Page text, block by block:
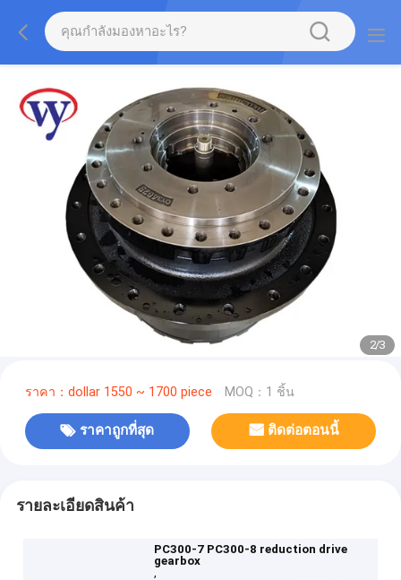
2/3
ราคา：dollar 1550 ~ 1700 piece MOQ：1 ชิ้น
ราคาถูกที่สุด ติดต่อตอนนี้
รายละเอียดสินค้า
PC300-7 PC300-8 reduction drive
gearbox
,